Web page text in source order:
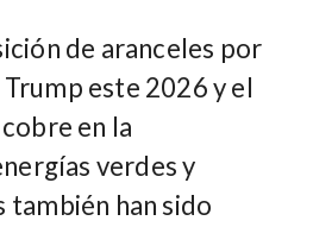
de aranceles por
este 2026 y el
en la
verdes y
han sido